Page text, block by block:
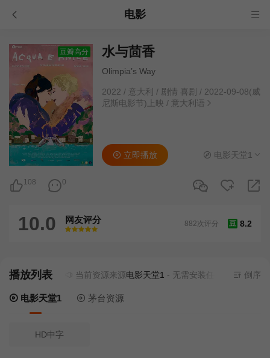
电影
豆瓣高分 水与茴香
Olimpia’s Way
2022 / 意大利 / 剧情 喜剧 / 2022-09-08(威
尼斯电影节)上映 / 意大利语
108 0
立即播放 电影天堂1
10.0 网友评分
很差
较差还行推荐力荐
豆 8.2
882次评分
播放列表 当前资源来源电影天堂1- 无需安装任何插件 倒序
电影天堂1 茅台资源
HD中字